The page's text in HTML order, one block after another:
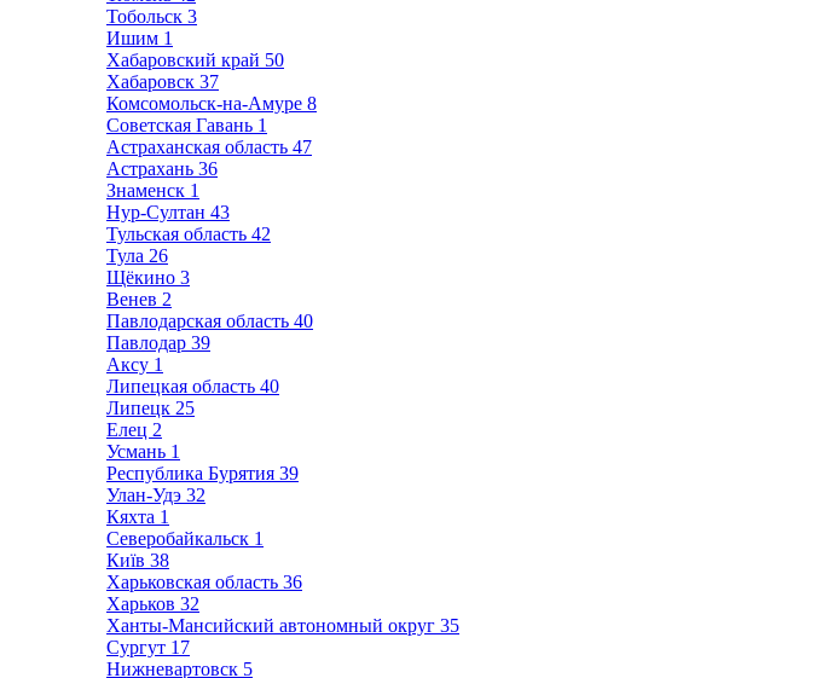
Тобольск 3
Ишим 1
Хабаровский край 50
Хабаровск 37
Комсомольск-на-Амуре 8
Советская Гавань 1
Астраханская область 47
Астрахань 36
Знаменск 1
Нур-Султан 43
Тульская область 42
Тула 26
Щёкино 3
Венев 2
Павлодарская область 40
Павлодар 39
Аксу 1
Липецкая область 40
Липецк 25
Елец 2
Усмань 1
Республика Бурятия 39
Улан-Удэ 32
Кяхта 1
Северобайкальск 1
Київ 38
Харьковская область 36
Харьков 32
Ханты-Мансийский автономный округ 35
Сургут 17
Нижневартовск 5